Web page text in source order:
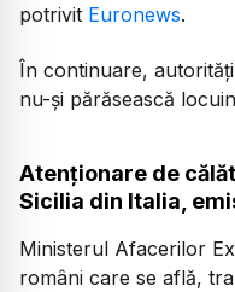
potrivit Euronews.
În continuare,
nu-și părăsească
Atenționare de
Sicilia din Italia,
Ministerul Afacerilor
români care se află,